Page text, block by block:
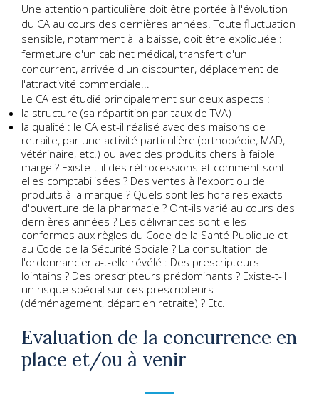
Une attention particulière doit être portée à l'évolution
du CA au cours des dernières années. Toute fluctuation
sensible, notamment à la baisse, doit être expliquée :
fermeture d'un cabinet médical, transfert d'un
concurrent, arrivée d'un discounter, déplacement de
l'attractivité commerciale...
Le CA est étudié principalement sur deux aspects :
la structure (sa répartition par taux de TVA)
la qualité : le CA est-il réalisé avec des maisons de
retraite, par une activité particulière (orthopédie, MAD,
vétérinaire, etc.) ou avec des produits chers à faible
marge ? Existe-t-il des rétrocessions et comment sont-
elles comptabilisées ? Des ventes à l'export ou de
produits à la marque ? Quels sont les horaires exacts
d'ouverture de la pharmacie ? Ont-ils varié au cours des
dernières années ? Les délivrances sont-elles
conformes aux règles du Code de la Santé Publique et
au Code de la Sécurité Sociale ? La consultation de
l'ordonnancier a-t-elle révélé : Des prescripteurs
lointains ? Des prescripteurs prédominants ? Existe-t-il
un risque spécial sur ces prescripteurs
(déménagement, départ en retraite) ? Etc.
Evaluation de la concurrence en
place et/ou à venir